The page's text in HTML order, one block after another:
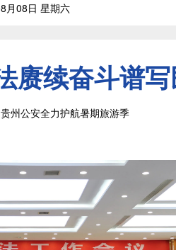
月08日 星期六
赓续奋斗谱
州公安全力护航暑期旅游季